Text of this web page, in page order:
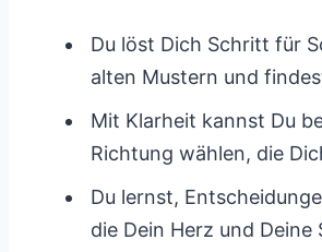
Du löst Dich Schritt für
alten Mustern und
Mit Klarheit kannst Du
Richtung wählen, die
Du lernst,
die Dein Herz und Deine